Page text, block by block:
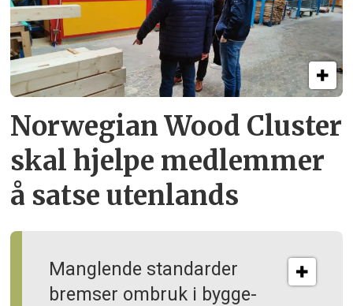
Norwegian Wood Cluster
skal hjelpe medlemmer
å satse utenlands
Manglende standarder
bremser ombruk i bygge­